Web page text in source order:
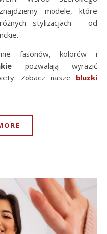
modele, które
stylizacjach – od
fasonów, kolorów i
pozwalają wyrazić
Zobacz nasze bluzki